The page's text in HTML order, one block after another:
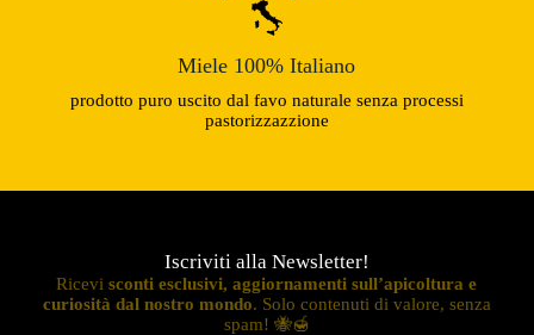
Miele 100% Italiano
prodotto puro uscito dal favo naturale senza processi
pastorizzazzione
Iscriviti alla Newsletter!
Ricevisconti esclusivi, aggiornamenti sull’apicoltura e
curiosità dal nostro mondo. Solo contenuti di valore, senza
spam! 🐝🍯